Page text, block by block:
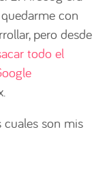
con
pero desde
todo el
son mis